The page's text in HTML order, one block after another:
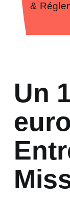
&
Un